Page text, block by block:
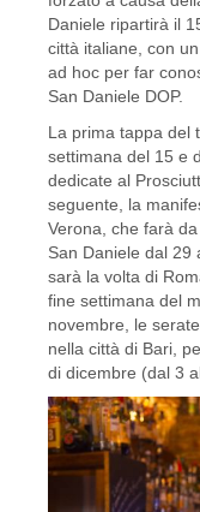
Daniele ripartirà il
città italiane, con
ad hoc per far
San Daniele DOP.
La prima tappa del
settimana del 15 e
dedicate al
seguente, la
Verona, che farà
San Daniele dal 29
sarà la volta di
fine settimana del
novembre, le
nella città di Bari,
di dicembre (dal 3